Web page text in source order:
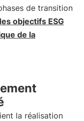
de transition
objectifs ESG
de la
la réalisation